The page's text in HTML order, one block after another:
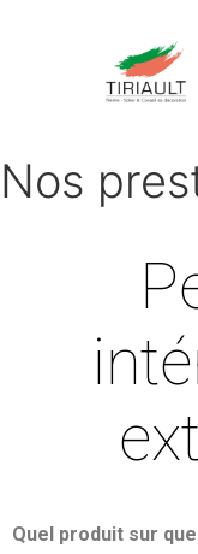
Nos
Quel produit sur